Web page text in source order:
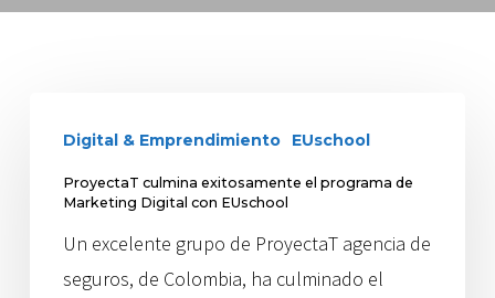
Digital & Emprendimiento EUschool
ProyectaT culmina exitosamente el programa de
Marketing Digital con EUschool
Un excelente grupo de ProyectaT agencia de
seguros, de Colombia, ha culminado el